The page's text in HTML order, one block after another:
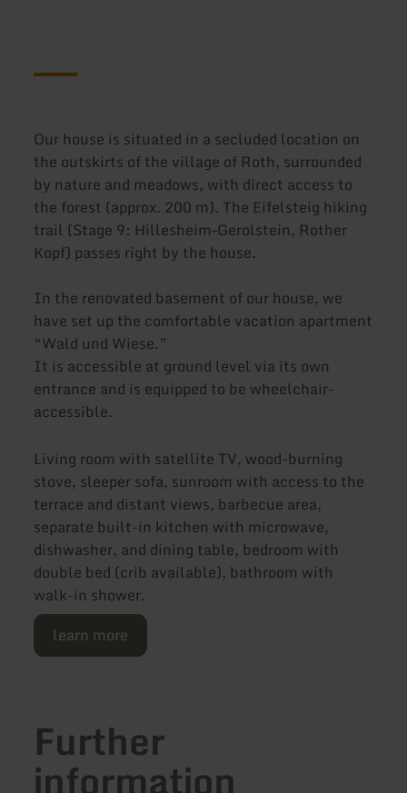
Our house is situated in a secluded location on
the outskirts of the village of Roth, surrounded
by nature and meadows, with direct access to
the forest (approx. 200 m). The Eifelsteig hiking
trail (Stage 9: Hillesheim–Gerolstein, Rother
Kopf) passes right by the house.
In the renovated basement of our house, we
have set up the comfortable vacation apartment
“Wald und Wiese.”
It is accessible at ground level via its own
entrance and is equipped to be wheelchair-
accessible.
Living room with satellite TV, wood-burning
stove, sleeper sofa, sunroom with access to the
terrace and distant views, barbecue area,
separate built-in kitchen with microwave,
dishwasher, and dining table, bedroom with
double bed (crib available), bathroom with
walk-in shower.
learn more
Further
information